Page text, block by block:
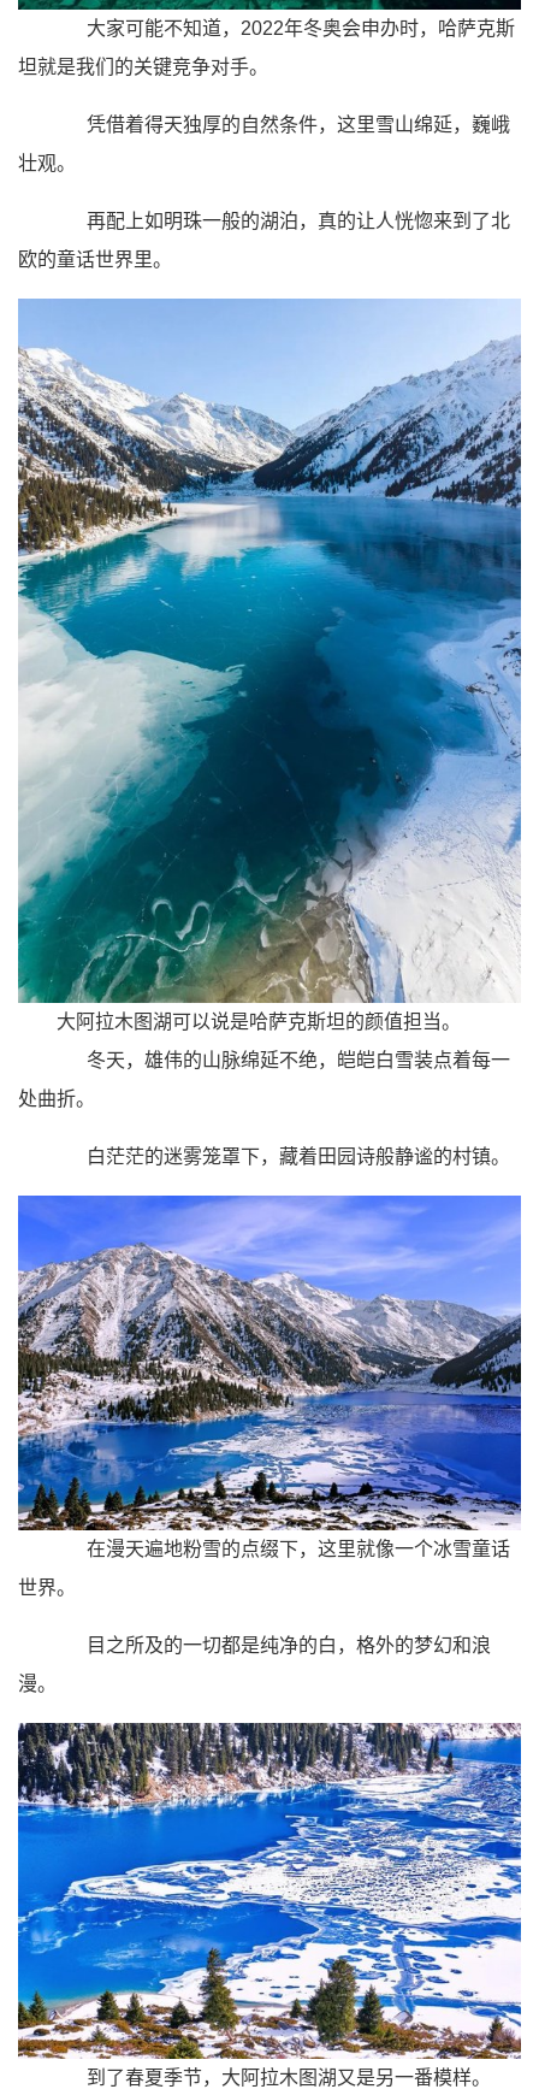
大家可能不知道，2022年冬奥会申办时，哈萨克斯
坦就是我们的关键竞争对手。
凭借着得天独厚的自然条件，这里雪山绵延，巍峨
壮观。
再配上如明珠一般的湖泊，真的让人恍惚来到了北
欧的童话世界里。
大阿拉木图湖可以说是哈萨克斯坦的颜值担当。
冬天，雄伟的山脉绵延不绝，皑皑白雪装点着每一
处曲折。
白茫茫的迷雾笼罩下，藏着田园诗般静谧的村镇。
在漫天遍地粉雪的点缀下，这里就像一个冰雪童话
世界。
目之所及的一切都是纯净的白，格外的梦幻和浪
漫。
到了春夏季节，大阿拉木图湖又是另一番模样。